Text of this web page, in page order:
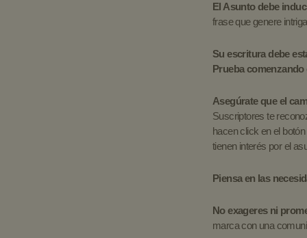
El Asunto debe
frase que genere
Su escritura debe
Prueba
Asegúrate que el
Suscriptores te
hacen click en el
tienen interés por el
Piensa en las
No exageres ni
marca con una